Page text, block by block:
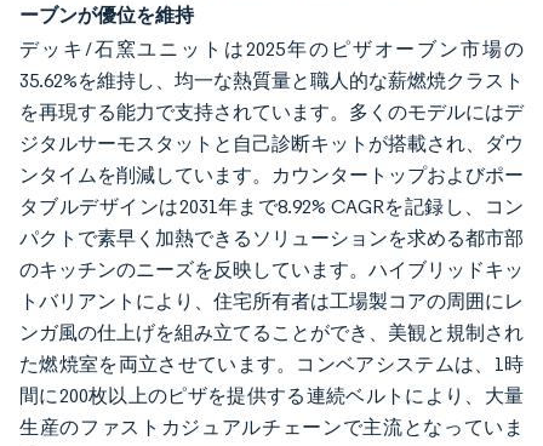
ーブンが優位を維持
デッキ/石窯ユニットは2025年のピザオーブン市場の
35.62%を維持し、均一な熱質量と職人的な薪燃焼クラスト
を再現する能力で支持されています。多くのモデルにはデ
ジタルサーモスタットと自己診断キットが搭載され、ダウ
ンタイムを削減しています。カウンタートップおよびポー
タブルデザインは2031年まで8.92% CAGRを記録し、コン
パクトで素早く加熱できるソリューションを求める都市部
のキッチンのニーズを反映しています。ハイブリッドキッ
トバリアントにより、住宅所有者は工場製コアの周囲にレ
ンガ風の仕上げを組み立てることができ、美観と規制され
た燃焼室を両立させています。コンベアシステムは、1時
間に200枚以上のピザを提供する連続ベルトにより、大量
生産のファストカジュアルチェーンで主流となっていま